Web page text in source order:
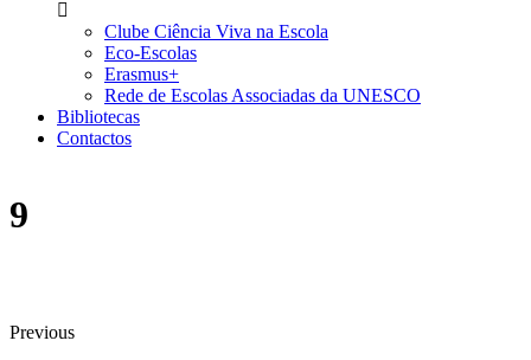
Clube Ciência Viva na Escola
Eco-Escolas
Erasmus+
Rede de Escolas Associadas da UNESCO
Bibliotecas
Contactos
9
Previous